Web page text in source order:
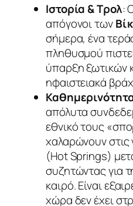
Ιστορία & Τρολ:
απόγονοι των
σήμερα, ένα
πληθυσμού
ύπαρξη ξωτικών
ηφαιστειακά
απόλυτα
εθνικό τους
χαλαρώνουν στις
(Hot Springs)
συζητώντας για
καιρό. Είναι
χώρα δεν έχει